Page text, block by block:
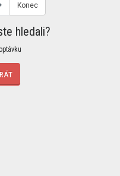
Konec
hledali?